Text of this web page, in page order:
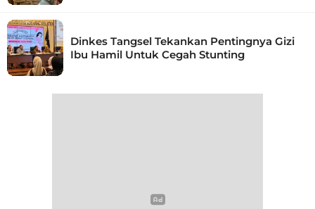
Dinkes Tangsel Tekankan Pentingnya Gizi
Ibu Hamil Untuk Cegah Stunting